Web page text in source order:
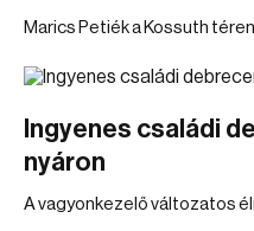
Marics Petiék a Kossuth
Ingyenes családi
nyáron
A vagyonkezelő változatos